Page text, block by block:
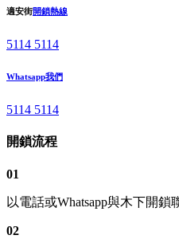
適安街開鎖熱線
5114 5114
Whatsapp我們
5114 5114
開鎖流程
01
以電話或Whatsapp與木下開鎖
02